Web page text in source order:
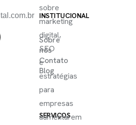
INSTITUCIONAL
Sobre
nós
Contato
Blog
SERVIÇOS
sobre
marketing
digital,
SEO
e
estratégias
para
empresas
aumentarem